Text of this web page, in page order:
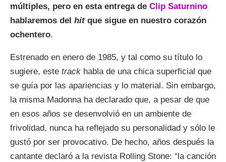
múltiples, pero en esta entrega de Clip Saturnino
hablaremos del hitque sigue en nuestro corazón
ochentero.
Estrenado en enero de 1985, y tal como su título lo
sugiere, este track habla de una chica superficial que
se guía por las apariencias y lo material. Sin embargo,
la misma Madonna ha declarado que, a pesar de que
en esos años se desenvolvió en un ambiente de
frivolidad, nunca ha reflejado su personalidad y sólo le
gustó por ser provocativo. De hecho, años después la
cantante declaró a la revista Rolling Stone: “la canción